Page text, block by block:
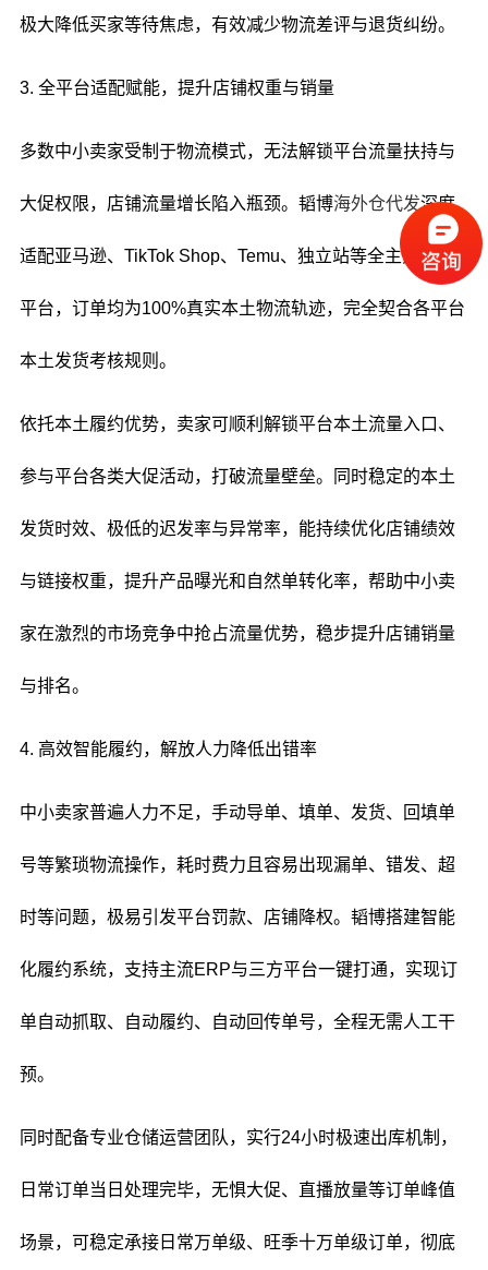
极大降低买家等待焦虑，有效减少物流差评与退货纠纷。
3. 全平台适配赋能，提升店铺权重与销量
多数中小卖家受制于物流模式，无法解锁平台流量扶持与
大促权限，店铺流量增长陷入瓶颈。韬博海外仓代发深度
适配亚马逊、TikTok Shop、Temu、独立站等全主流跨境
平台，订单均为100%真实本土物流轨迹，完全契合各平台
本土发货考核规则。
依托本土履约优势，卖家可顺利解锁平台本土流量入口、
参与平台各类大促活动，打破流量壁垒。同时稳定的本土
发货时效、极低的迟发率与异常率，能持续优化店铺绩效
与链接权重，提升产品曝光和自然单转化率，帮助中小卖
家在激烈的市场竞争中抢占流量优势，稳步提升店铺销量
与排名。
4. 高效智能履约，解放人力降低出错率
中小卖家普遍人力不足，手动导单、填单、发货、回填单
号等繁琐物流操作，耗时费力且容易出现漏单、错发、超
时等问题，极易引发平台罚款、店铺降权。韬博搭建智能
化履约系统，支持主流ERP与三方平台一键打通，实现订
单自动抓取、自动履约、自动回传单号，全程无需人工干
预。
同时配备专业仓储运营团队，实行24小时极速出库机制，
日常订单当日处理完毕，无惧大促、直播放量等订单峰值
场景，可稳定承接日常万单级、旺季十万单级订单，彻底